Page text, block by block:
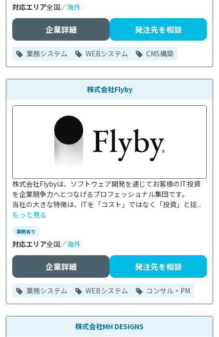
対応エリア全国／海外
企業詳細 発注先を相談
業務システム WEBシステム CMS構築
株式会社Flyby
株式会社Flybyは、ソフトウェア開発を通じてお客様のIT投資
を企業競争力へとつなげるプロフェッショナル集団です。
当社の大きな特徴は、ITを「コスト」ではなく「投資」と捉...
もっと見る
事例有り
対応エリア全国／海外
企業詳細 発注先を相談
業務システム WEBシステム コンサル・PM
株式会社MH DESIGNS